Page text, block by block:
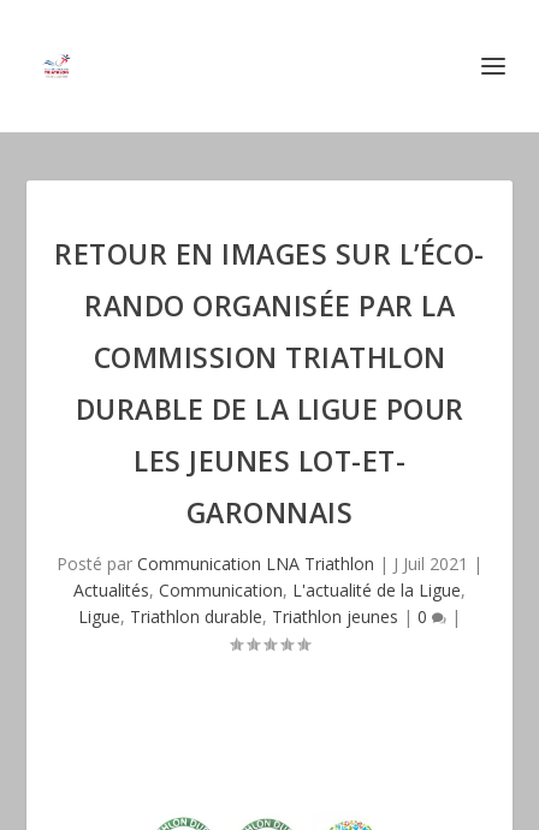
RETOUR EN IMAGES SUR L’ÉCO-
RANDO ORGANISÉE PAR LA
COMMISSION TRIATHLON
DURABLE DE LA LIGUE POUR
LES JEUNES LOT-ET-
GARONNAIS
Posté par Communication LNA Triathlon | J Juil 2021 |
Actualités, Communication, L'actualité de la Ligue,
Ligue, Triathlon durable, Triathlon jeunes | 0 |